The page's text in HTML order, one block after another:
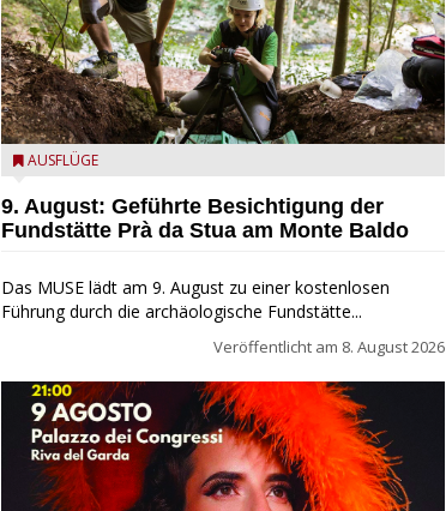
die archäologische Fundstätte Riparo Prà da Stua am
AUSFLÜGE
9. August: Geführte Besichtigung der
Fundstätte Prà da Stua am Monte Baldo
Das MUSE lädt am 9. August zu einer kostenlosen
Führung durch die archäologische Fundstätte...
Veröffentlicht am 8. August 2026